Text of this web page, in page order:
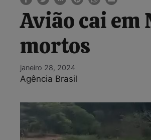
Avião cai em
mortos
janeiro 28, 2024
Agência Brasil